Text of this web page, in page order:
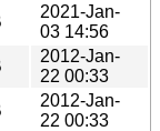
2021-Jan-
03 14:56
2012-Jan-
22 00:33
2012-Jan-
22 00:33